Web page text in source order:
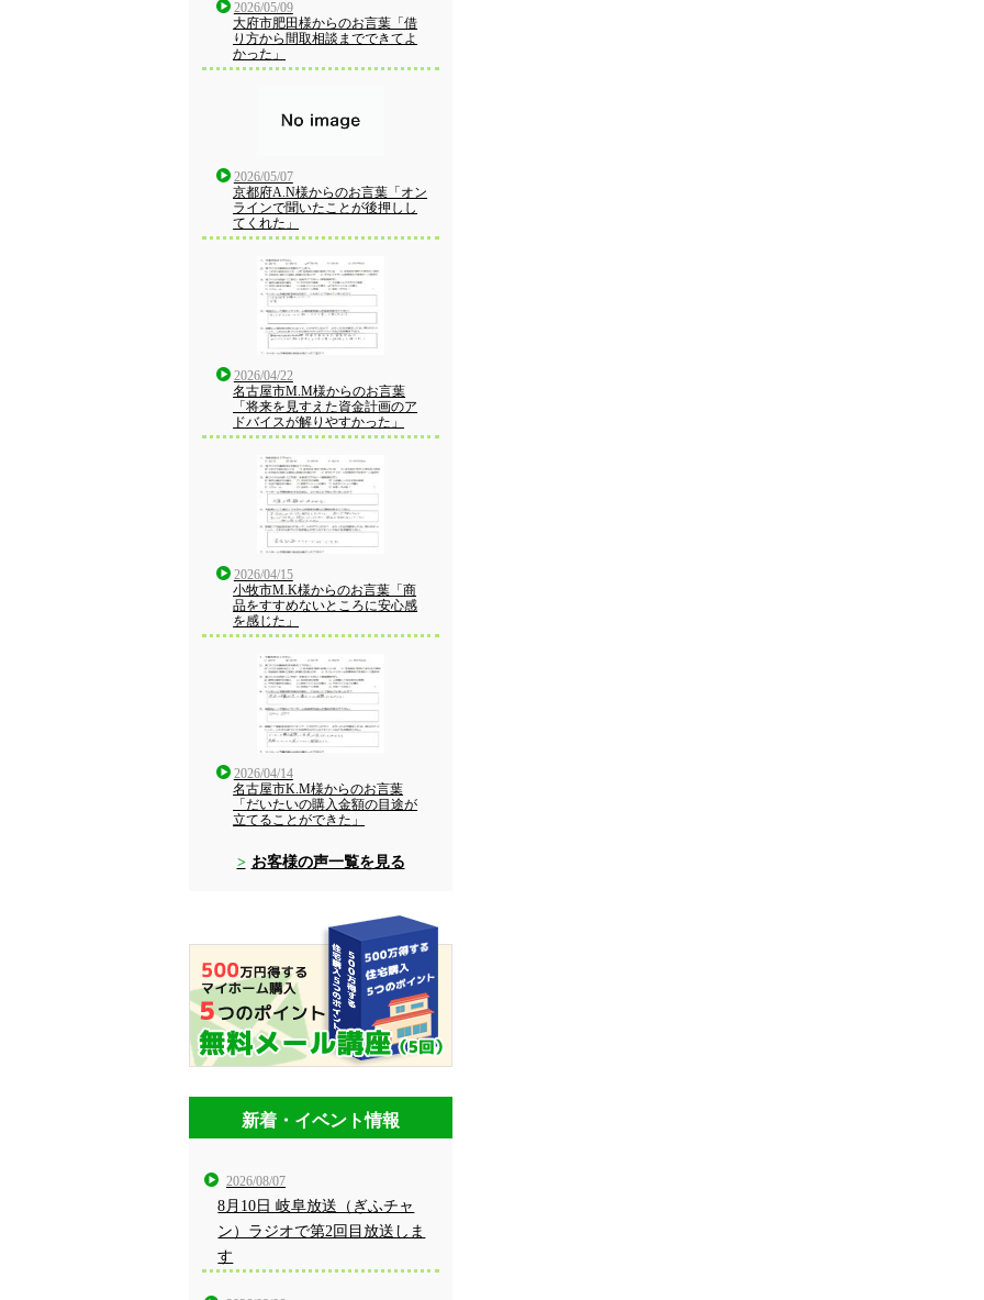
2026/05/09
大府市肥田様からのお言葉「借
り方から間取相談までできてよ
かった」
2026/05/07
京都府A.N様からのお言葉「オン
ラインで聞いたことが後押しし
てくれた」
2026/04/22
名古屋市M.M様からのお言葉
「将来を見すえた資金計画のア
ドバイスが解りやすかった」
2026/04/15
小牧市M.K様からのお言葉「商
品をすすめないところに安心感
を感じた」
2026/04/14
名古屋市K.M様からのお言葉
「だいたいの購入金額の目途が
立てることができた」
お客様の声一覧を見る
新着・イベント情報
2026/08/07
8月10日 岐阜放送（ぎふチャ
ン）ラジオで第2回目放送しま
す